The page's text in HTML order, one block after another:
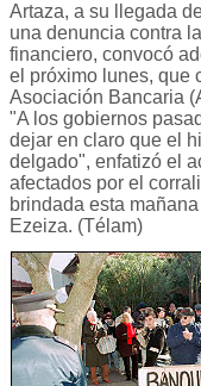
Artaza, a su llegada
una denuncia contra
financiero, convocó
el próximo lunes, que
Asociación Bancaria
"A los gobiernos
dejar en claro que el
delgado", enfatizó el
afectados por el
brindada esta
Ezeiza. (Télam)